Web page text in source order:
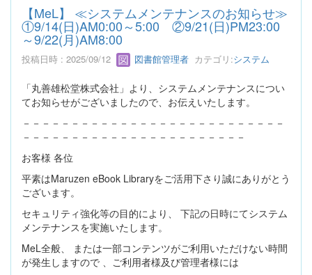
【MeL】 ≪システムメンテナンスのお知らせ≫
①9/14(日)AM0:00～5:00 ②9/21(日)PM23:00
～9/22(月)AM8:00
投稿日時 : 2025/09/12 図書館管理者 カテゴリ:システム
「丸善雄松堂株式会社」より、システムメンテナンスについ
てお知らせがございましたので、お伝えいたします。
－－－－－－－－－－－－－－－－－－－－－－－－－－－
－－－－－－－－－－－－－－－－－－－－－－－
お客様 各位
平素はMaruzen eBook Libraryをご活用下さり誠にありがとう
ございます。
セキュリティ強化等の目的により、 下記の日時にてシステム
メンテナンスを実施いたします。
MeL全般、 または一部コンテンツがご利用いただけない時間
が発生しますので 、ご利用者様及び管理者様には